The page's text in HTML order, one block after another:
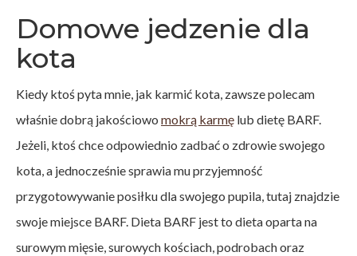
Domowe jedzenie dla
kota
Kiedy ktoś pyta mnie, jak karmić kota, zawsze polecam
właśnie dobrą jakościowo mokrą karmę lub dietę BARF.
Jeżeli, ktoś chce odpowiednio zadbać o zdrowie swojego
kota, a jednocześnie sprawia mu przyjemność
przygotowywanie posiłku dla swojego pupila, tutaj znajdzie
swoje miejsce BARF. Dieta BARF jest to dieta oparta na
surowym mięsie, surowych kościach, podrobach oraz